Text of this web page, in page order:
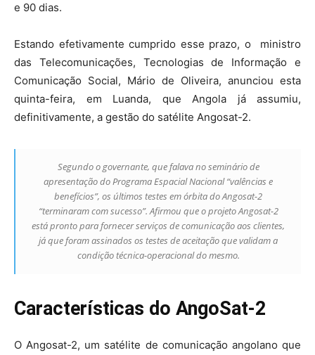
e 90 dias.
Estando efetivamente cumprido esse prazo, o ministro
das Telecomunicações, Tecnologias de Informação e
Comunicação Social, Mário de Oliveira, anunciou esta
quinta-feira, em Luanda, que Angola já assumiu,
definitivamente, a gestão do satélite Angosat-2.
Segundo o governante, que falava no seminário de
apresentação do Programa Espacial Nacional “valências e
benefícios”, os últimos testes em órbita do Angosat-2
“terminaram com sucesso”. Afirmou que o projeto Angosat-2
está pronto para fornecer serviços de comunicação aos clientes,
já que foram assinados os testes de aceitação que validam a
condição técnica-operacional do mesmo.
Características do AngoSat-2
O Angosat-2, um satélite de comunicação angolano que